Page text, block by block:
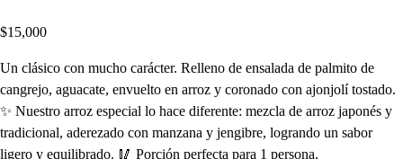
$15,000
Un clásico con mucho carácter. Relleno de ensalada de palmito de
cangrejo, aguacate, envuelto en arroz y coronado con ajonjolí tostado.
✨ Nuestro arroz especial lo hace diferente: mezcla de arroz japonés y
tradicional, aderezado con manzana y jengibre, logrando un sabor
ligero y equilibrado. 🥢 Porción perfecta para 1 persona.